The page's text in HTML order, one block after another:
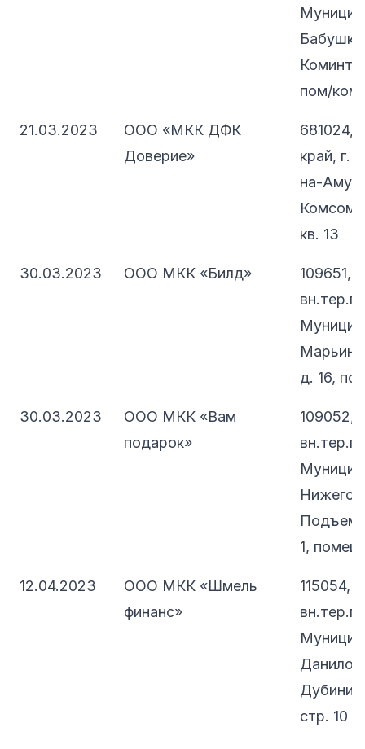
пом/
21.03.2023
ООО «МКК ДФК
Доверие»
681024,
край, г.
на-
кв. 13
30.03.2023 ООО МКК «Билд»
109651,
вн.тер.г.
д. 16,
30.03.2023
ООО МКК «Вам
подарок»
109052,
вн.тер.г.
1,
12.04.2023
ООО МКК «Шмель
финанс»
115054,
вн.тер.г.
стр. 10